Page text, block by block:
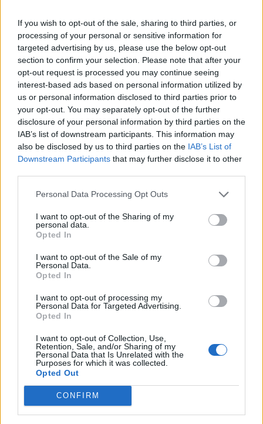
If you wish to opt-out of the sale, sharing to third parties, or
processing of your personal or sensitive information for
targeted advertising by us, please use the below opt-out
section to confirm your selection. Please note that after your
opt-out request is processed you may continue seeing
interest-based ads based on personal information utilized by
us or personal information disclosed to third parties prior to
your opt-out. You may separately opt-out of the further
disclosure of your personal information by third parties on the
IAB’s list of downstream participants. This information may
also be disclosed by us to third parties on the IAB’s List of
Downstream Participants that may further disclose it to other
Personal Data Processing Opt Outs
I want to opt-out of the Sharing of my
personal data.
Opted In
I want to opt-out of the Sale of my
Personal Data.
Opted In
I want to opt-out of processing my
Personal Data for Targeted Advertising.
Opted In
I want to opt-out of Collection, Use,
Retention, Sale, and/or Sharing of my
Personal Data that Is Unrelated with the
Purposes for which it was collected.
Opted Out
CONFIRM
Castelnuovo Bormida (5)
Castelnuovo Scrivia (82)
Castelspina (4)
Cavatore (3)
Cella Monte (5)
Cerreto Grue (1)
Fabbrica Curone (4)
Fraconalto (6)
Francavilla Bisio (5)
Frascaro (3)
Frassinello Monferrato (7)